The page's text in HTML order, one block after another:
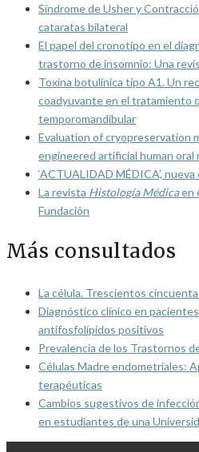
Síndrome de Usher y
cataratas bilateral
El papel del cronotipo en el
trastorno de insomnio: Una
Toxina botulínica tipo A1. Un
coadyuvante en el tratamiento
temporomandibular
Evaluation of cryopreservation
engineered artificial human oral
‘ACTUALIDAD MÉDICA’, nueva
La revista Histología Médicaen
Fundación
Más consultados
La célula. Trescientos
Diagnóstico clínico en
antifosfolípidos positivos
Prevalencia de los Trastornos
Células Madre endometriales:
terapéuticas
Cambios sugestivos de
en estudiantes de una